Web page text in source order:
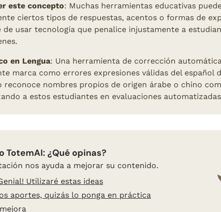
este concepto: Muchas herramientas educativas
ciertos tipos de respuestas, acentos o formas de
usar tecnología que penalice injustamente a
en Lengua: Una herramienta de corrección
marca como errores expresiones válidas del español
reconoce nombres propios de origen árabe o chino
a estos estudiantes en evaluaciones
TotemAI: ¿Qué opinas?
nos ayuda a mejorar su contenido.
Utilizaré estas ideas
aportes, quizás lo ponga en práctica